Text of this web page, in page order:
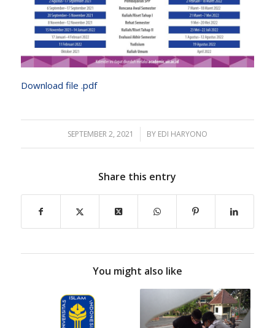
Download file .pdf
SEPTEMBER 2, 2021
/ BY EDI HARYONO
Share this entry
You might also like